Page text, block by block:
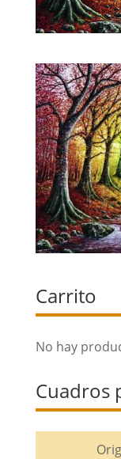
Carrito
No hay
Cuadros